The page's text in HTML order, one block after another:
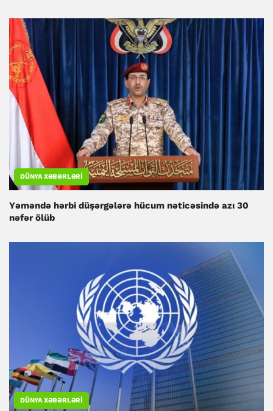
DÜNYA XƏBƏRLƏRI
Yəməndə hərbi düşərgələrə hücum nəticəsində azı 30
nəfər ölüb
DÜNYA XƏBƏRLƏRI